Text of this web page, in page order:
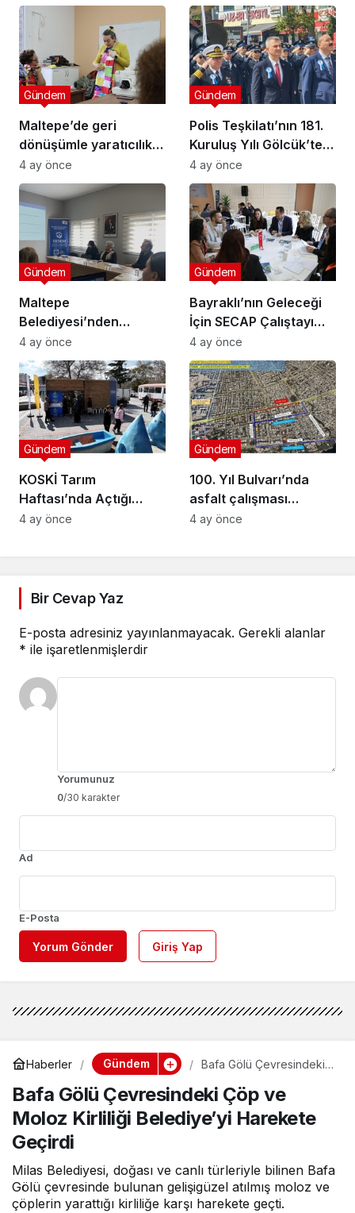
Maltepe’de geri
dönüşümle yaratıcılık
buluştu
Gündem
4 ay önce
Polis Teşkilatı’nın 181.
Kuruluş Yılı Gölcük’te
Törenle Kutlandı
Gündem
4 ay önce
Maltepe
Belediyesi’nden
Muhtarlara Toplumsal
Cinsiyet Eşitliği
Semineri
Gündem
4 ay önce
Bayraklı’nın Geleceği
İçin SECAP Çalıştayı
Düzenlendi
Gündem
4 ay önce
KOSKİ Tarım
Haftası’nda Açtığı
Stantta Su Tasarrufu
Gündem
4 ay önce
100. Yıl Bulvarı’nda
asfalt çalışması
gerçekleştirilecek
Gündem
4 ay önce
Bir Cevap Yaz
E-posta adresiniz yayınlanmayacak. Gerekli alanlar
* ile işaretlenmişlerdir
Yorumunuz
0/30 karakter
Ad
E-Posta
Yorum Gönder Giriş Yap
Haberler Gündem
Bafa Gölü Çevresindeki
Belediye’yi Harekete
Geçirdi
Bafa Gölü Çevresindeki Çöp ve
Moloz Kirliliği Belediye’yi Harekete
Geçirdi
Milas Belediyesi, doğası ve canlı türleriyle bilinen Bafa
Gölü çevresinde bulunan gelişigüzel atılmış moloz ve
çöplerin yarattığı kirliliğe karşı harekete geçti.